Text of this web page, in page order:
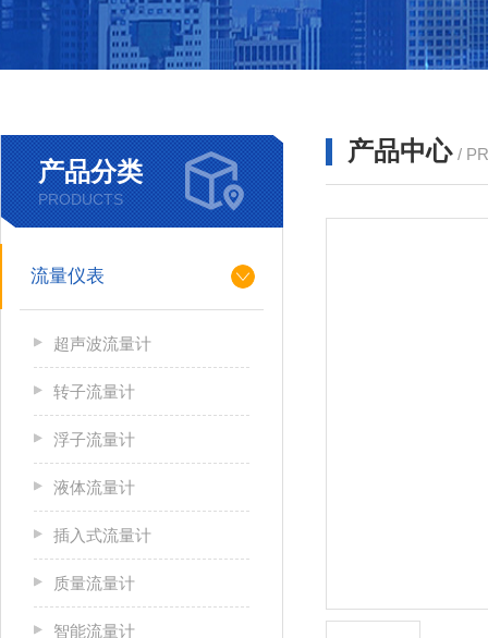
产品分类
PRODUCTS
流量仪表
超声波流量计
转子流量计
浮子流量计
液体流量计
插入式流量计
质量流量计
智能流量计
产品中心 /